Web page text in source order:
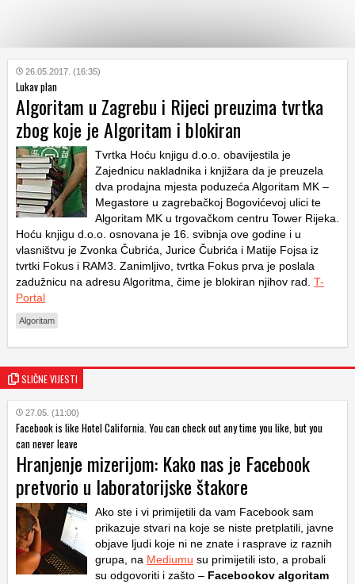
KATEGORIJE
HRVATSKI
WEB
26.05.2017. (16:35)
Lukav plan
Algoritam u Zagrebu i Rijeci preuzima tvrtka
zbog koje je Algoritam i blokiran
Tvrtka Hoću knjigu d.o.o. obavijestila je
Zajednicu nakladnika i knjižara da je preuzela
dva prodajna mjesta poduzeća Algoritam MK –
Megastore u zagrebačkoj Bogovićevoj ulici te
Algoritam MK u trgovačkom centru Tower Rijeka.
Hoću knjigu d.o.o. osnovana je 16. svibnja ove godine i u
vlasništvu je Zvonka Čubrića, Jurice Čubrića i Matije Fojsa iz
tvrtki Fokus i RAM3. Zanimljivo, tvrtka Fokus prva je poslala
zadužnicu na adresu Algoritma, čime je blokiran njihov rad. T-
Portal
Algoritam
SLIČNE VIJESTI
27.05. (11:00)
Facebook is like Hotel California. You can check out any time you like, but you
can never leave
Hranjenje mizerijom: Kako nas je Facebook
pretvorio u laboratorijske štakore
Ako ste i vi primijetili da vam Facebook sam
prikazuje stvari na koje se niste pretplatili, javne
objave ljudi koje ni ne znate i rasprave iz raznih
grupa, na Mediumu su primijetili isto, a probali
su odgovoriti i zašto – Facebookov algoritam